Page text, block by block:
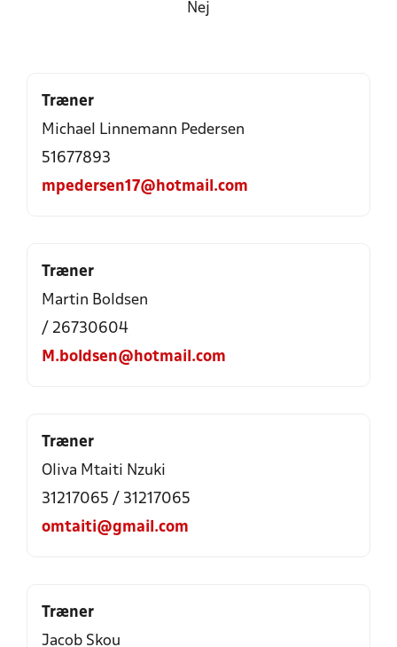
Nej
Træner
Michael Linnemann Pedersen
51677893
mpedersen17@hotmail.com
Træner
Martin Boldsen
/ 26730604
M.boldsen@hotmail.com
Træner
Oliva Mtaiti Nzuki
31217065 / 31217065
omtaiti@gmail.com
Træner
Jacob Skou